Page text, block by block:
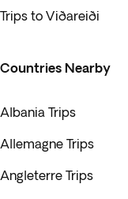
Trips to Viðareiði
Countries Nearby
Albania Trips
Allemagne Trips
Angleterre Trips